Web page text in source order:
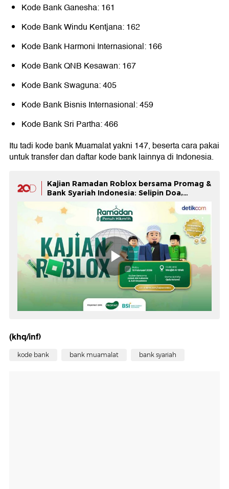
Kode Bank Ganesha: 161
Kode Bank Windu Kentjana: 162
Kode Bank Harmoni Internasional: 166
Kode Bank QNB Kesawan: 167
Kode Bank Swaguna: 405
Kode Bank Bisnis Internasional: 459
Kode Bank Sri Partha: 466
Itu tadi kode bank Muamalat yakni 147, beserta cara pakai
untuk transfer dan daftar kode bank lainnya di Indonesia.
Kajian Ramadan Roblox bersama Promag &
Bank Syariah Indonesia: Selipin Doa,
(khq/inf)
kode bank bank muamalat bank syariah